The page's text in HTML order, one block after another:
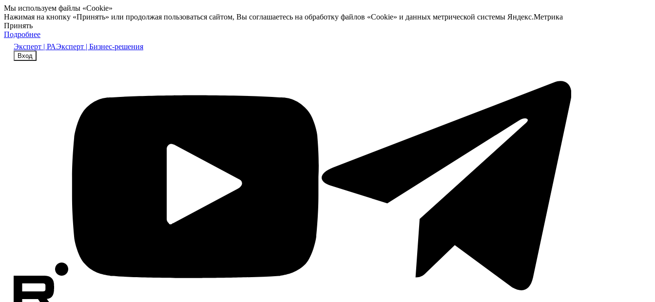
Мы используем файлы «Cookie»
Нажимая на кнопку «Принять» или продолжая пользоваться сайтом, Вы соглашаетесь на обработку файлов «Cookie» и данных метрической системы Яндекс.Метрика
Принять
Подробнее
Эксперт | РАЭксперт | Бизнес-решения
Вход